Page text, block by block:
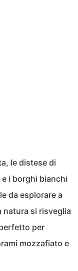
le distese di
i borghi bianchi
da esplorare a
natura si risveglia
per
mozzafiato e